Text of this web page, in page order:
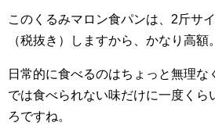
このくるみマロン食パンは、2斤サ
（税抜き）しますから、かなり高額。
日常的に食べるのはちょっと無理な
では食べられない味だけに一度くら
ろですね。